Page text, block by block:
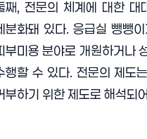
째, 전문의 체계에 대한 대
분화돼 있다. 응급실 뺑뺑
부미용 분야로 개원하거나
행할 수 있다. 전문의 제도
부하기 위한 제도로 해석되